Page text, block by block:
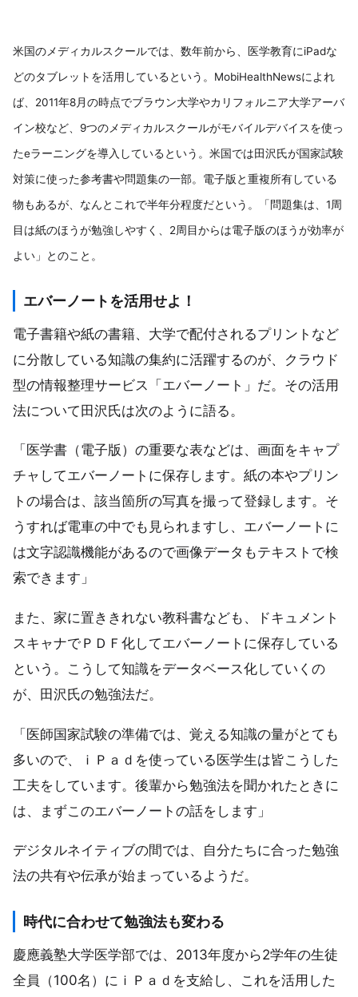
米国のメディカルスクールでは、数年前から、医学教育にiPadな
どのタブレットを活用しているという。MobiHealthNewsによれ
ば、2011年8月の時点でブラウン大学やカリフォルニア大学アーバ
イン校など、9つのメディカルスクールがモバイルデバイスを使っ
たeラーニングを導入しているという。米国では田沢氏が国家試験
対策に使った参考書や問題集の一部。電子版と重複所有している
物もあるが、なんとこれで半年分程度だという。「問題集は、1周
目は紙のほうが勉強しやすく、2周目からは電子版のほうが効率が
よい」とのこと。
エバーノートを活用せよ！
電子書籍や紙の書籍、大学で配付されるプリントなど
に分散している知識の集約に活躍するのが、クラウド
型の情報整理サービス「エバーノート」だ。その活用
法について田沢氏は次のように語る。
「医学書（電子版）の重要な表などは、画面をキャプ
チャしてエバーノートに保存します。紙の本やプリン
トの場合は、該当箇所の写真を撮って登録します。そ
うすれば電車の中でも見られますし、エバーノートに
は文字認識機能があるので画像データもテキストで検
索できます」
また、家に置ききれない教科書なども、ドキュメント
スキャナでＰＤＦ化してエバーノートに保存している
という。こうして知識をデータベース化していくの
が、田沢氏の勉強法だ。
「医師国家試験の準備では、覚える知識の量がとても
多いので、ｉＰａｄを使っている医学生は皆こうした
工夫をしています。後輩から勉強法を聞かれたときに
は、まずこのエバーノートの話をします」
デジタルネイティブの間では、自分たちに合った勉強
法の共有や伝承が始まっているようだ。
時代に合わせて勉強法も変わる
慶應義塾大学医学部では、2013年度から2学年の生徒
全員（100名）にｉＰａｄを支給し、これを活用した